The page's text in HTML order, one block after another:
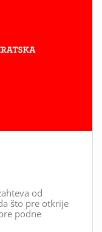
od
što pre otkrije
podne